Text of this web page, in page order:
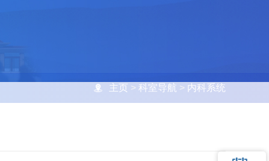
主页 > 科室导航 > 内科系统